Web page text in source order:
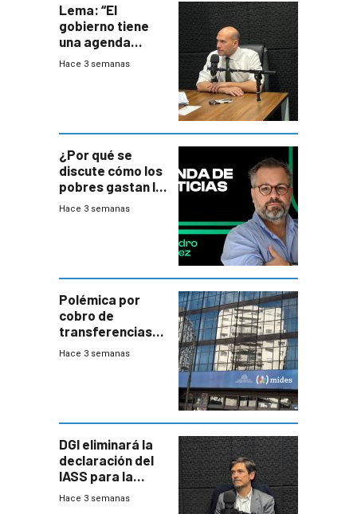
Lema: “El
gobierno tiene
una agenda
destructiva”
Hace 3 semanas
¿Por qué se
discute cómo los
pobres gastan la
plata?
Hace 3 semanas
Polémica por
cobro de
transferencias
del Mides en
Hace 3 semanas
DGI eliminará la
declaración del
IASS para la
mayoría de los
Hace 3 semanas